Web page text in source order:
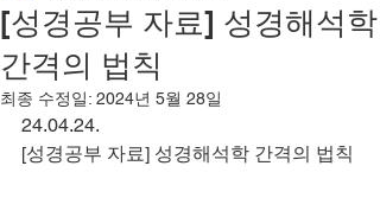
[성경공부 자료] 성경해석학
간격의 법칙
최종 수정일: 2024년 5월 28일
24.04.24.
[성경공부 자료] 성경해석학 간격의 법칙